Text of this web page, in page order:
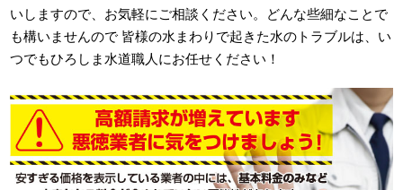
いしますので、お気軽にご相談ください。どんな些細なことで
も構いませんので 皆様の水まわりで起きた水のトラブルは、い
つでもひろしま水道職人にお任せください！